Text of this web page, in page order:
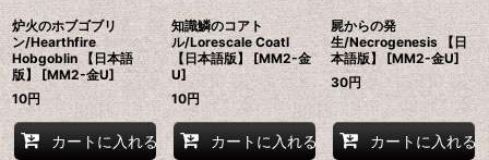
炉火のホブゴブリ
ン/Hearthfire
Hobgoblin 【日本語
版】 [MM2-金U]
10円
カートに入れる
知識鱗のコアト
ル/Lorescale Coatl
【日本語版】 [MM2-金
U]
10円
カートに入れる
屍からの発
生/Necrogenesis 【日
本語版】 [MM2-金U]
30円
カートに入れる